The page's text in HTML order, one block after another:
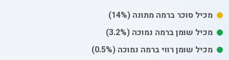
מכיל סוכר ברמה מתונה (14%)
מכיל שומןברמה נמוכה (3.2%)
מכיל שומן רוויברמה נמוכה (0.5%)